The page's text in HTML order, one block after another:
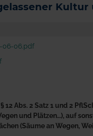
Kultur
06-06.pdf
Abs. 2 Satz 1 und 2
und Plätzen…), auf
(Säume an Wegen,